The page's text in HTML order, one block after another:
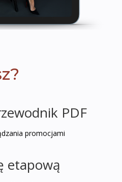
PDF
promocjami
etapową